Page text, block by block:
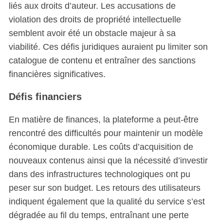
liés aux droits d’auteur. Les accusations de
violation des droits de propriété intellectuelle
semblent avoir été un obstacle majeur à sa
viabilité. Ces défis juridiques auraient pu limiter son
catalogue de contenu et entraîner des sanctions
financières significatives.
Défis financiers
En matière de finances, la plateforme a peut-être
rencontré des difficultés pour maintenir un modèle
économique durable. Les coûts d’acquisition de
nouveaux contenus ainsi que la nécessité d’investir
dans des infrastructures technologiques ont pu
peser sur son budget. Les retours des utilisateurs
indiquent également que la qualité du service s’est
dégradée au fil du temps, entraînant une perte